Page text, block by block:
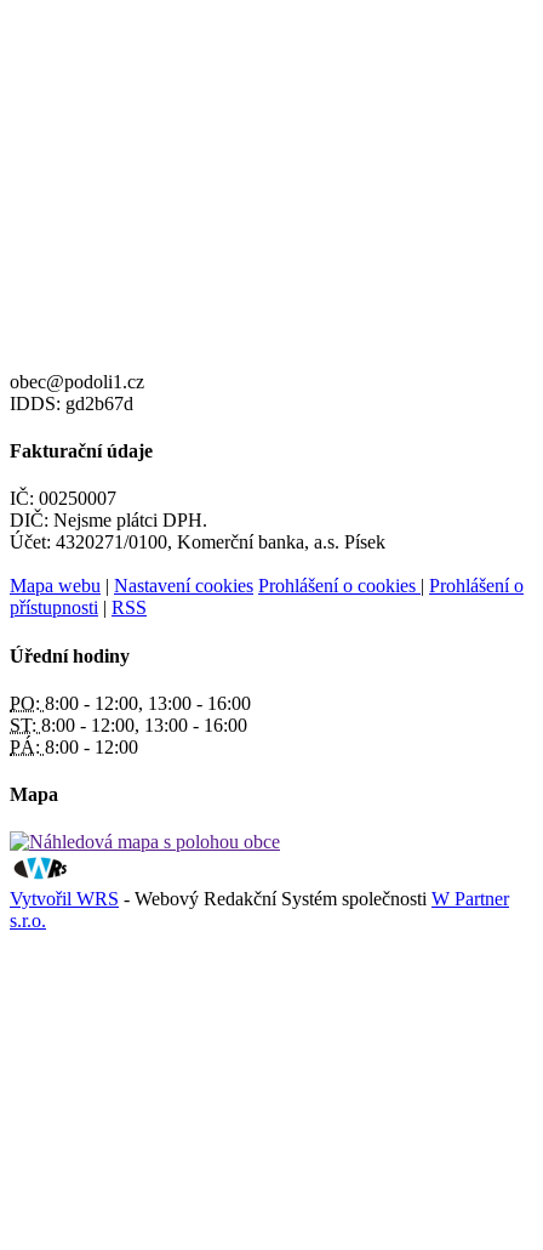
obec@podoli1.cz
IDDS: gd2b67d
Fakturační údaje
IČ: 00250007
DIČ: Nejsme plátci DPH.
Účet: 4320271/0100, Komerční banka, a.s. Písek
Mapa webu | Nastavení cookies Prohlášení o cookies | Prohlášení o
přístupnosti | RSS
Úřední hodiny
PO: 8:00 - 12:00, 13:00 - 16:00
ST: 8:00 - 12:00, 13:00 - 16:00
PÁ: 8:00 - 12:00
Mapa
Vytvořil WRS - Webový Redakční Systém společnosti W Partner
s.r.o.